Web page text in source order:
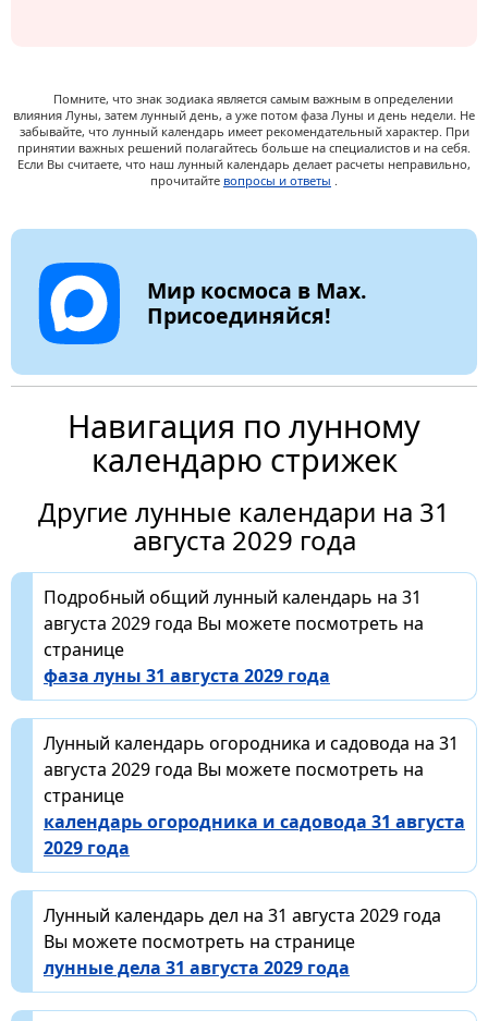
Помните, что знак зодиака является самым важным в определении
влияния Луны, затем лунный день, а уже потом фаза Луны и день недели. Не
забывайте, что лунный календарь имеет рекомендательный характер. При
принятии важных решений полагайтесь больше на специалистов и на себя.
Если Вы считаете, что наш лунный календарь делает расчеты неправильно,
прочитайте вопросы и ответы .
Мир космоса в Max.
Присоединяйся!
Навигация по лунному
календарю стрижек
Другие лунные календари на 31
августа 2029 года
Подробный общий лунный календарь на 31
августа 2029 года Вы можете посмотреть на
странице
фаза луны 31 августа 2029 года
Лунный календарь огородника и садовода на 31
августа 2029 года Вы можете посмотреть на
странице
календарь огородника и садовода 31 августа
2029 года
Лунный календарь дел на 31 августа 2029 года
Вы можете посмотреть на странице
лунные дела 31 августа 2029 года